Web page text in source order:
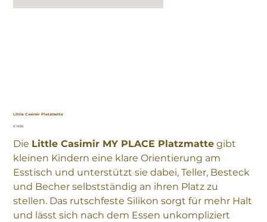
Little Casimir Platzmatte
Preis
€ 19,90
Die Little Casimir MY PLACE Platzmatte gibt
kleinen Kindern eine klare Orientierung am
Esstisch und unterstützt sie dabei, Teller, Besteck
und Becher selbstständig an ihren Platz zu
stellen. Das rutschfeste Silikon sorgt für mehr Halt
und lässt sich nach dem Essen unkompliziert